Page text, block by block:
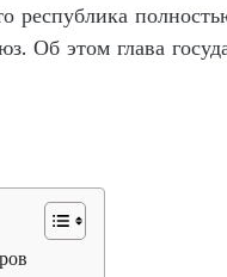
Об этом глава